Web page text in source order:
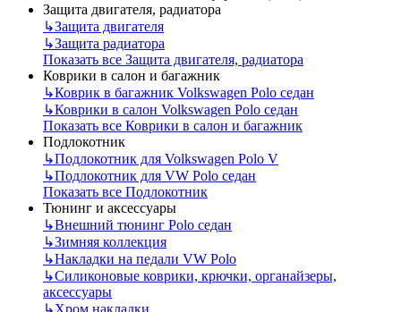
Защита двигателя, радиатора
↳Защита двигателя
↳Защита радиатора
Показать все Защита двигателя, радиатора
Коврики в салон и багажник
↳Коврик в багажник Volkswagen Polo седан
↳Коврики в салон Volkswagen Polo седан
Показать все Коврики в салон и багажник
Подлокотник
↳Подлокотник для Volkswagen Polo V
↳Подлокотник для VW Polo седан
Показать все Подлокотник
Тюнинг и аксессуары
↳Внешний тюнинг Polo седан
↳Зимняя коллекция
↳Накладки на педали VW Polo
↳Силиконовые коврики, крючки, органайзеры,
аксессуары
↳Хром накладки